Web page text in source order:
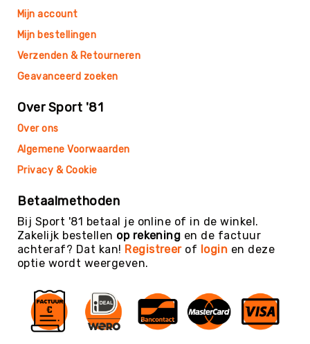
Tafelvoetbal
Tchoukbal
Tchouks
Tchoukbal
Teambuilding
Trampolinespringen
Trefbal
Trendsporten
Turnen
/
Gymnastiek
Vechtsport
Zelfverdediging
Voetbal
Volleybal
Mijn account
Mijn bestellingen
Verzenden & Retourneren
Geavanceerd zoeken
Over Sport '81
Over ons
Algemene Voorwaarden
Privacy & Cookie
Betaalmethoden
Bij Sport '81 betaal je online of in de winkel.
Zakelijk bestellen op rekening en de factuur
achteraf? Dat kan! Registreerof login en deze
optie wordt weergeven.